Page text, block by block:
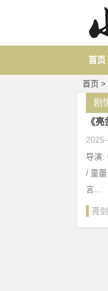
首页
首页 >
《
剧
导演:
/ 童
言...
亮剑